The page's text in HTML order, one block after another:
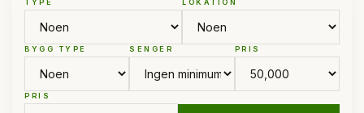
TYPE LOKATION
BYGG TYPE SENGER PRIS
PRIS